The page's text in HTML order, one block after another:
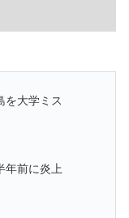
を大学ミス
年前に炎上